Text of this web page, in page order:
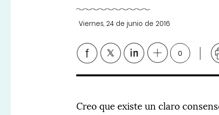
Viernes, 24 de junio de 2016
0
Creo que existe un claro